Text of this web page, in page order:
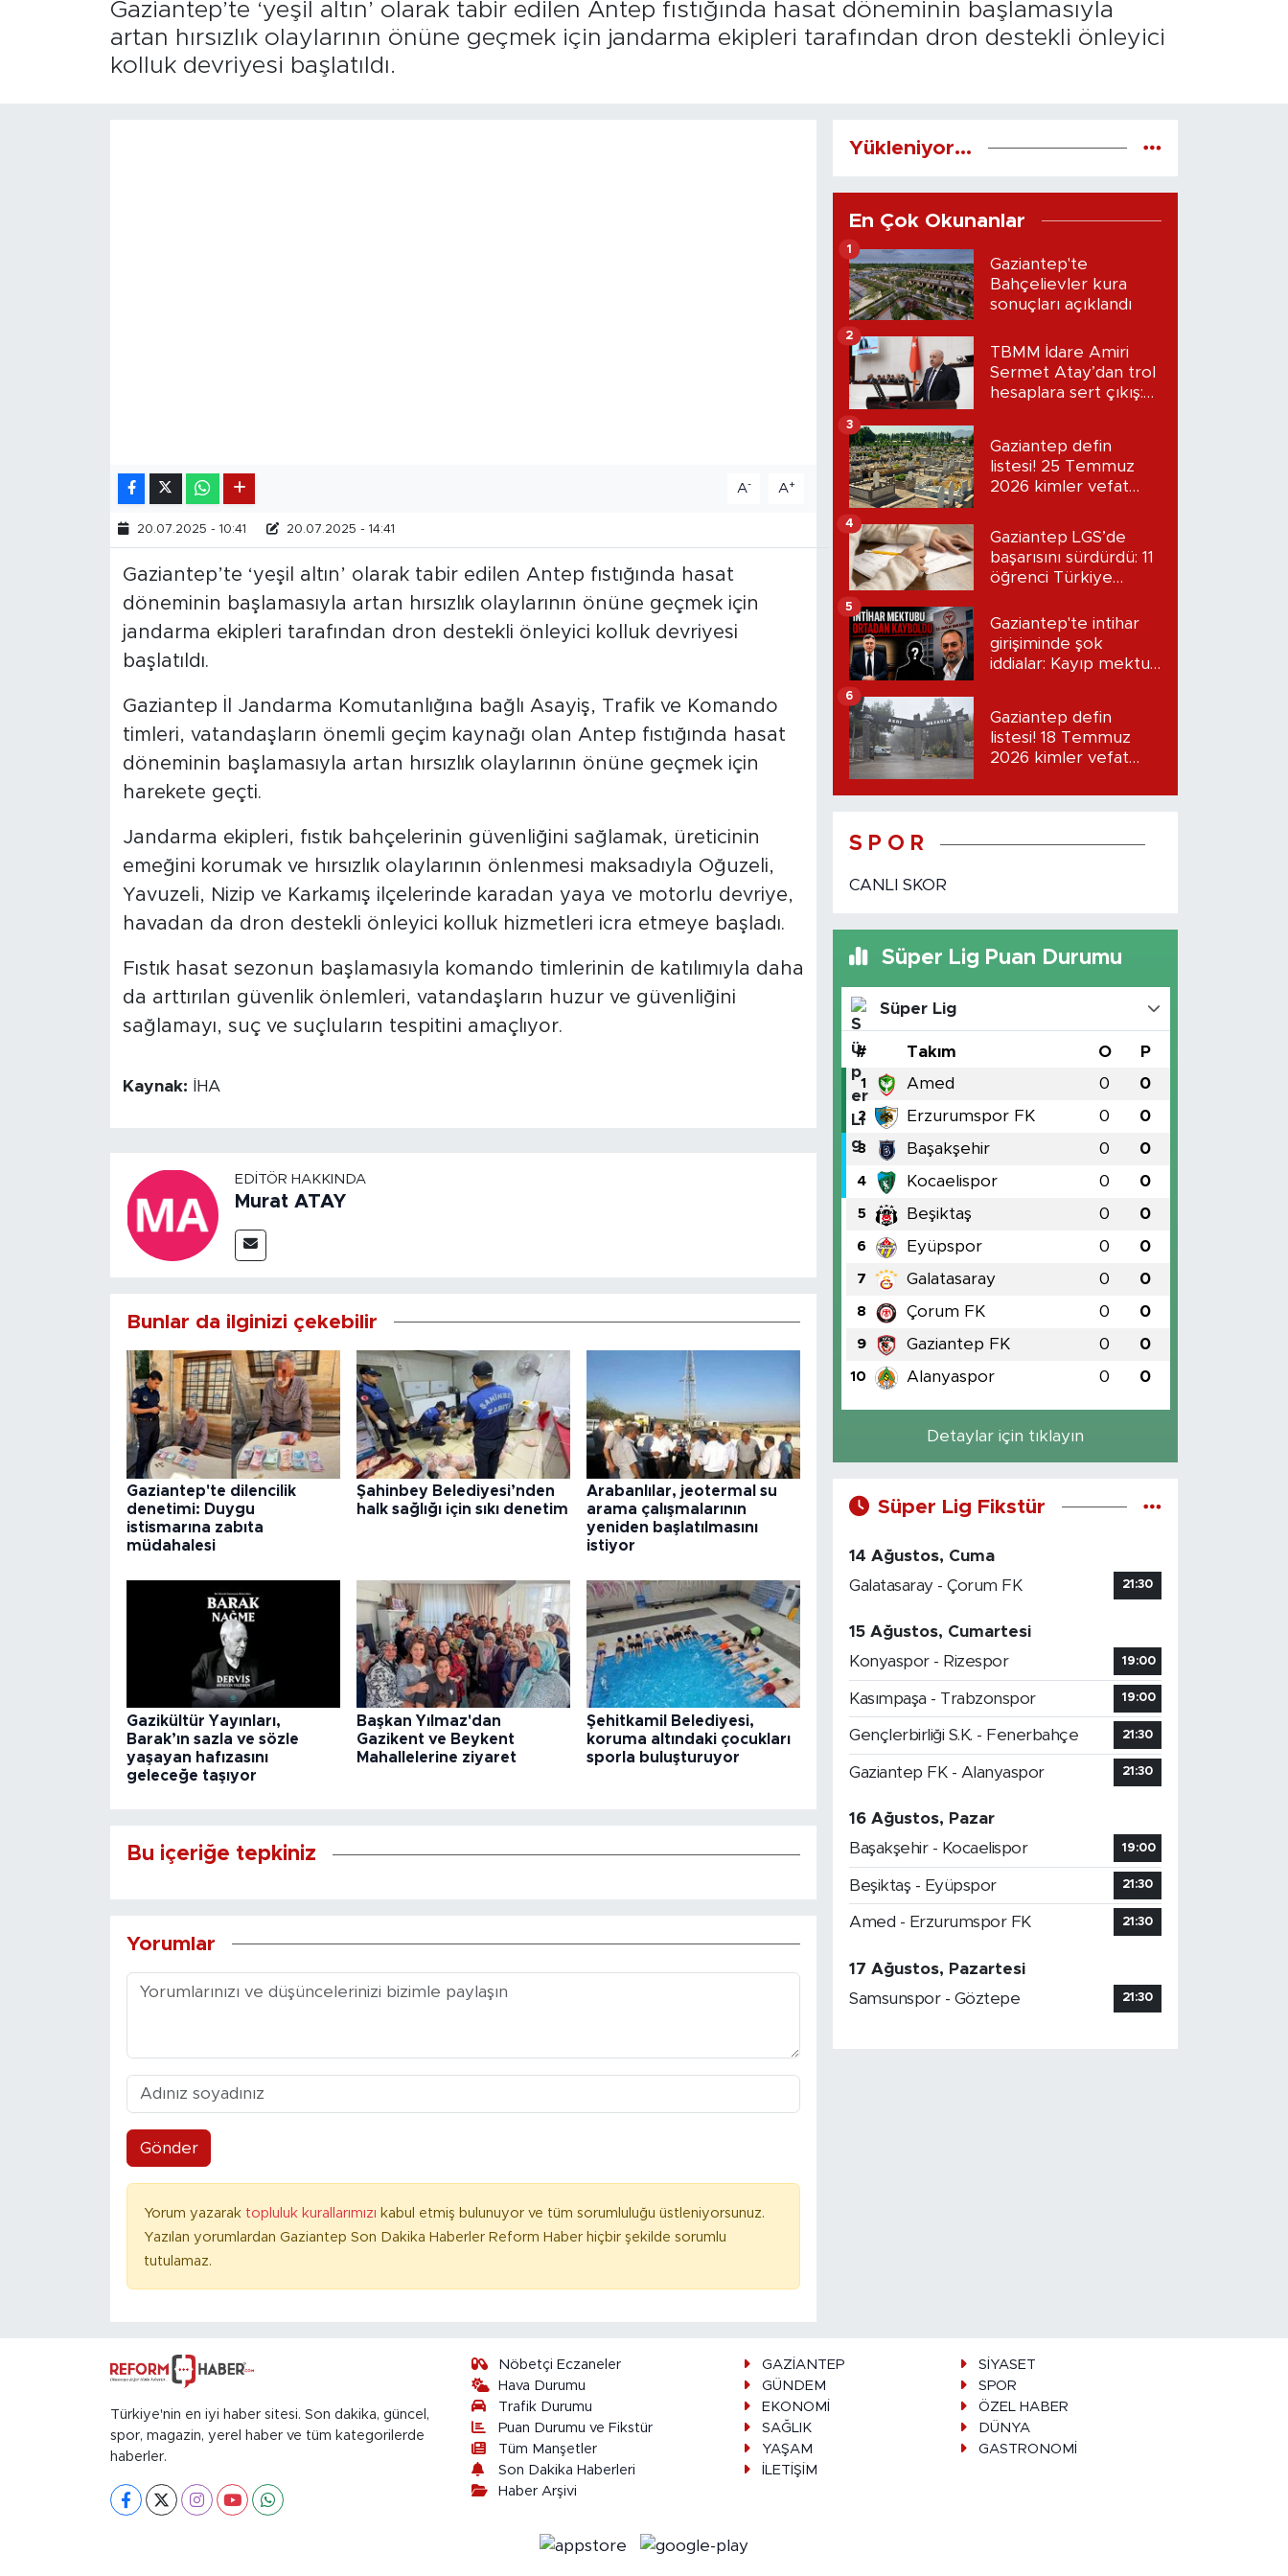
Gaziantep’te ‘yeşil altın’ olarak tabir edilen Antep fıstığında hasat döneminin başlamasıyla
artan hırsızlık olaylarının önüne geçmek için jandarma ekipleri tarafından dron destekli önleyici
kolluk devriyesi başlatıldı.
A- A+
20.07.2025 - 10:41 20.07.2025 - 14:41
Gaziantep’te ‘yeşil altın’ olarak tabir edilen Antep fıstığında hasat
döneminin başlamasıyla artan hırsızlık olaylarının önüne geçmek için
jandarma ekipleri tarafından dron destekli önleyici kolluk devriyesi
başlatıldı.
Gaziantep İl Jandarma Komutanlığına bağlı Asayiş, Trafik ve Komando
timleri, vatandaşların önemli geçim kaynağı olan Antep fıstığında hasat
döneminin başlamasıyla artan hırsızlık olaylarının önüne geçmek için
harekete geçti.
Jandarma ekipleri, fıstık bahçelerinin güvenliğini sağlamak, üreticinin
emeğini korumak ve hırsızlık olaylarının önlenmesi maksadıyla Oğuzeli,
Yavuzeli, Nizip ve Karkamış ilçelerinde karadan yaya ve motorlu devriye,
havadan da dron destekli önleyici kolluk hizmetleri icra etmeye başladı.
Fıstık hasat sezonun başlamasıyla komando timlerinin de katılımıyla daha
da arttırılan güvenlik önlemleri, vatandaşların huzur ve güvenliğini
sağlamayı, suç ve suçluların tespitini amaçlıyor.
Kaynak: İHA
EDITÖR HAKKINDA
Murat ATAY
Bunlar da ilginizi çekebilir
Gaziantep'te dilencilik
denetimi: Duygu
istismarına zabıta
müdahalesi
Şahinbey Belediyesi’nden
halk sağlığı için sıkı denetim
Arabanlılar, jeotermal su
arama çalışmalarının
yeniden başlatılmasını
istiyor
Gazikültür Yayınları,
Barak’ın sazla ve sözle
yaşayan hafızasını
geleceğe taşıyor
Başkan Yılmaz'dan
Gazikent ve Beykent
Mahallelerine ziyaret
Şehitkamil Belediyesi,
koruma altındaki çocukları
sporla buluşturuyor
Bu içeriğe tepkiniz
Yorumlar
Gönder
Yorum yazarak topluluk kurallarımızı kabul etmiş bulunuyor ve tüm sorumluluğu üstleniyorsunuz.
Yazılan yorumlardan Gaziantep Son Dakika Haberler Reform Haber hiçbir şekilde sorumlu
tutulamaz.
Yükleniyor...
En Çok Okunanlar
Gaziantep'te
Bahçelievler kura
sonuçları açıklandı
1
TBMM İdare Amiri
Sermet Atay’dan trol
hesaplara sert çıkış:
2
Gaziantep defin
listesi! 25 Temmuz
2026 kimler vefat
3
Gaziantep LGS’de
başarısını sürdürdü: 11
öğrenci Türkiye
4
Gaziantep'te intihar
girişiminde şok
iddialar: Kayıp mektup
5
Gaziantep defin
listesi! 18 Temmuz
2026 kimler vefat
6
S P O R
CANLI SKOR
Süper Lig Puan Durumu
Süper Lig
# Takım O P
1 Amed 0 0
2 Erzurumspor FK 0 0
3 Başakşehir 0 0
4 Kocaelispor 0 0
5 Beşiktaş 0 0
6 Eyüpspor 0 0
7 Galatasaray 0 0
8 Çorum FK 0 0
9 Gaziantep FK 0 0
10 Alanyaspor 0 0
Detaylar için tıklayın
Süper Lig Fikstür
14 Ağustos, Cuma
Galatasaray - Çorum FK
21:30
15 Ağustos, Cumartesi
Konyaspor - Rizespor
19:00
Kasımpaşa - Trabzonspor 19:00
Gençlerbirliği S.K. - Fenerbahçe 21:30
Gaziantep FK - Alanyaspor 21:30
16 Ağustos, Pazar
Başakşehir - Kocaelispor
19:00
Beşiktaş - Eyüpspor 21:30
Amed - Erzurumspor FK 21:30
17 Ağustos, Pazartesi
Samsunspor - Göztepe
21:30
Türkiye'nin en iyi haber sitesi. Son dakika, güncel,
spor, magazin, yerel haber ve tüm kategorilerde
haberler.
Nöbetçi Eczaneler
Hava Durumu
Trafik Durumu
Puan Durumu ve Fikstür
Tüm Manşetler
Son Dakika Haberleri
Haber Arşivi
GAZİANTEP
SİYASET
GÜNDEM
SPOR
EKONOMİ
ÖZEL HABER
SAĞLIK
DÜNYA
YAŞAM
GASTRONOMİ
İLETİŞİM